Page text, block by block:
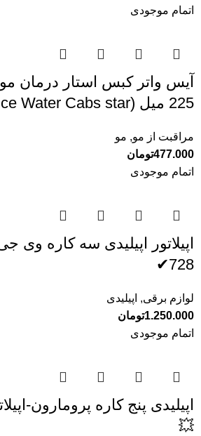
اتمام موجودی
آیس واتر کبس استار درمان
225 میل (Ice Water Cabs star)✔
مراقبت از مو, مو
477.000تومان
اتمام موجودی
728✔
لوازم برقی, اپیلیدی
1.250.000تومان
اتمام موجودی
💥